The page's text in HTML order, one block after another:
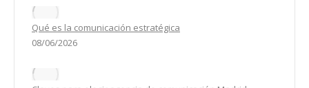
Qué es la comunicación estratégica
08/06/2026